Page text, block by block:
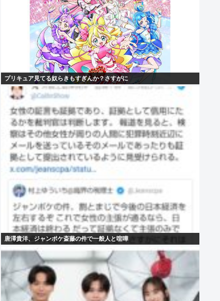
プリキュア見てる奴らきもすぎんか？さすがに
唐澤貴洋、ジャンポケ斎藤の件で一般人と喧嘩